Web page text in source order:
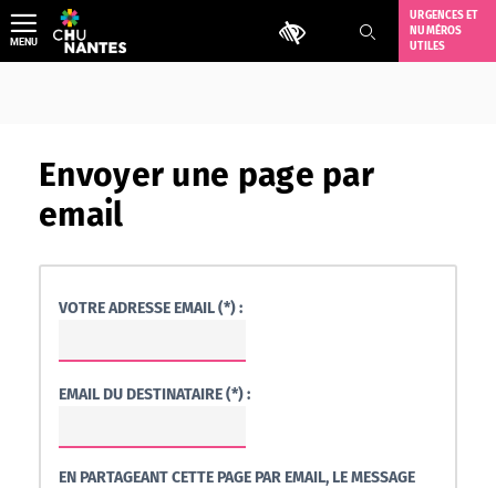
Aller
au
contenu
Outils d'accessibilité
URGENCES ET
NUMÉROS
UTILES
MENU
Envoyer une page par
email
VOTRE ADRESSE EMAIL (*) :
EMAIL DU DESTINATAIRE (*) :
EN PARTAGEANT CETTE PAGE PAR EMAIL, LE MESSAGE